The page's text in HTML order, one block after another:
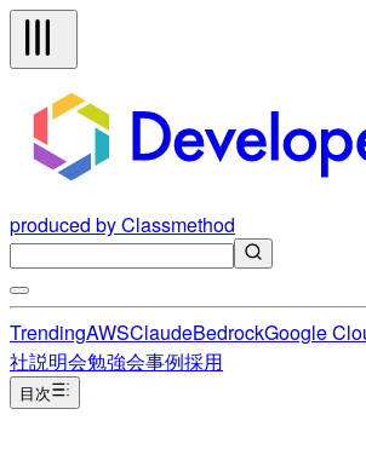
produced by Classmethod
TrendingAWSClaudeBedrockGoogle
社説明会勉強会事例採用
目次